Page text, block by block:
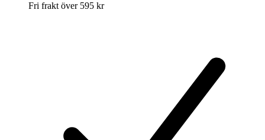
Fri frakt över 595 kr